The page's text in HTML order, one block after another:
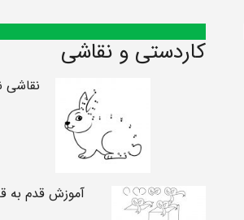
کاردستی و نقاشی
نقاشی
آموزش قدم به